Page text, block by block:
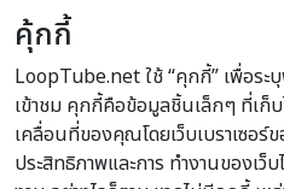
คุ้กกี้
LoopTube.net ใช้ “คุกกี้” เพื่อร
เข้าชม คุกกี้คือข้อมูลชิ้นเล็กๆ ที่เก็
เคลื่อนที่ของคุณโดยเว็บเบราเซอร์
ประสิทธิภาพและการ ทำงานของเว็